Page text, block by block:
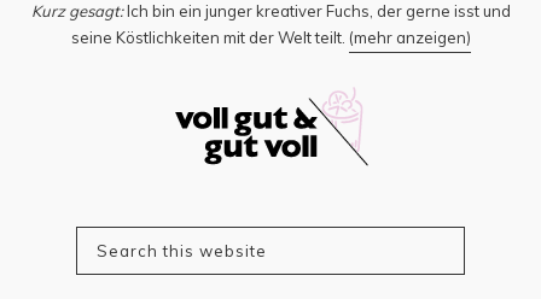
Kurz gesagt:Ich bin ein junger kreativer Fuchs, der gerne isst und
seine Köstlichkeiten mit der Welt teilt. (mehr anzeigen)